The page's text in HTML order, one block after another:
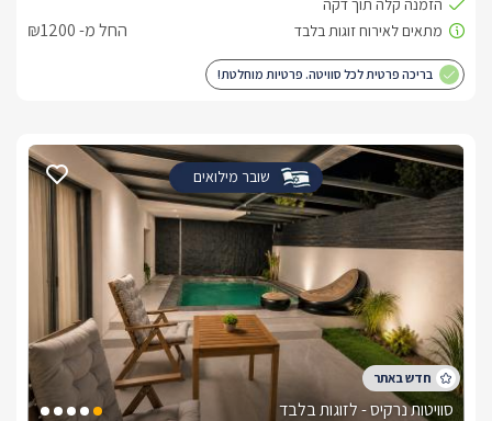
החל מ- ₪1200
בריכה פרטית לכל סוויטה. פרטיות מוחלטת!
שובר מילואים
סוויטות נרקיס - לזוגות בלבד